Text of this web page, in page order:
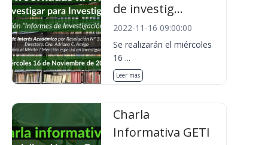
de investig...
2022-11-16 09:00:00
Se realizarán el miércoles
16 ...
Leer más
Charla
Informativa GETI